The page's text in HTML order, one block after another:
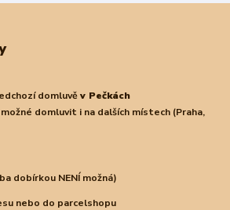
domluvěv Pečkách
domluvit i na dalších místech (Praha,
dobírkou NENÍ možná)
nebo do parcelshopu